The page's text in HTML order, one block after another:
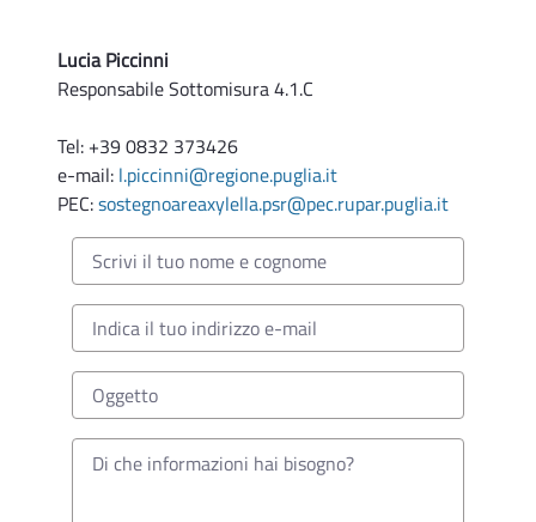
Lucia Piccinni
Responsabile Sottomisura 4.1.C
Tel: +39 0832 373426
e-mail: l.piccinni@regione.puglia.it
PEC:sostegnoareaxylella.psr@pec.rupar.puglia.it